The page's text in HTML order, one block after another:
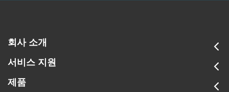
회사 소개
서비스 지원
제품